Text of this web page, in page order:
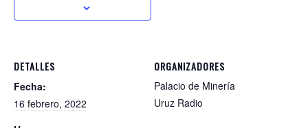
DETALLES
Fecha:
16 febrero, 2022
ORGANIZADORES
Palacio de Minería
Uruz Radio